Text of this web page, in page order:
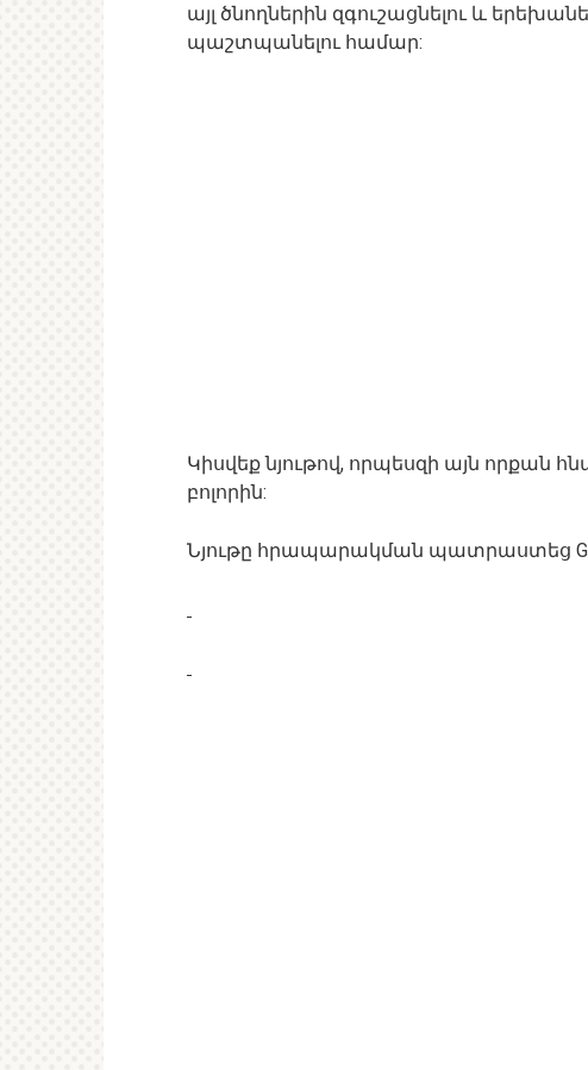
այլ ծնողներին զգուշացնելու և
պաշտպանելու համար:
Կիսվեք նյութով, որպեսզի այն որքան
բոլորին:
Նյութը հրապարակման պատրաստեց